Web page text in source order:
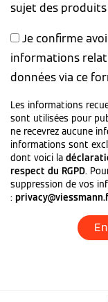
sujet des produits
Je confirme
informations
données via ce
Les informations
sont utilisées pour
ne recevrez aucune
informations sont
dont voici la
respect du RGPD.
suppression de vos
: